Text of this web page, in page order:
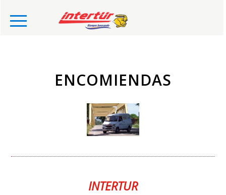
ENCOMIENDAS
INTERTUR